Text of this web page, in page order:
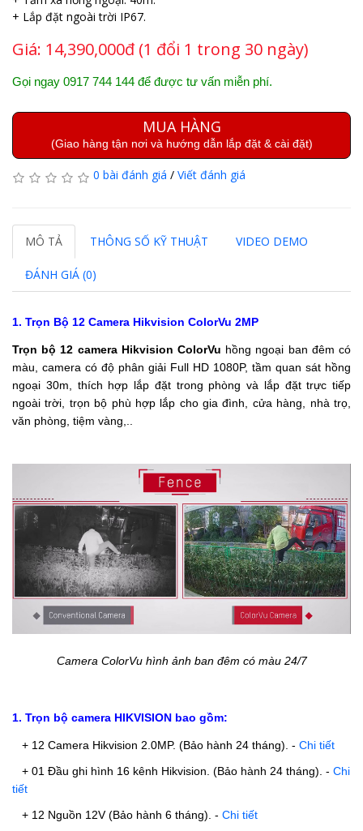
+ Lắp đặt ngoài trời IP67.
Giá: 14,390,000đ (1 đổi 1 trong 30 ngày)
Gọi ngay 0917 744 144 để được tư vấn miễn phí.
MUA HÀNG
(Giao hàng tận nơi và hướng dẫn lắp đặt & cài đặt)
0 bài đánh giá / Viết đánh giá
MÔ TẢ THÔNG SỐ KỸ THUẬT VIDEO DEMO
ĐÁNH GIÁ (0)
1. Trọn Bộ 12 Camera Hikvision ColorVu 2MP
Trọn bộ 12 camera Hikvision ColorVu hồng ngoại ban đêm có
màu, camera có độ phân giải Full HD 1080P, tầm quan sát hồng
ngoại 30m, thích hợp lắp đặt trong phòng và lắp đặt trực tiếp
ngoài trời, trọn bộ phù hợp lắp cho gia đình, cửa hàng, nhà trọ,
văn phòng, tiệm vàng,..
Camera ColorVu hình ảnh ban đêm có màu 24/7
1. Trọn bộ camera HIKVISION bao gồm:
+ 12 Camera Hikvision 2.0MP. (Bảo hành 24 tháng). - Chi tiết
+ 01 Đầu ghi hình 16 kênh Hikvision. (Bảo hành 24 tháng). - Chi
tiết
+ 12 Nguồn 12V(Bảo hành 6 tháng). - Chi tiết